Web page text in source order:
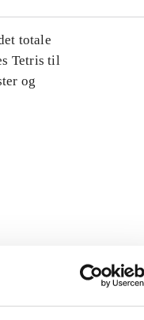
totale
Tetris til
og